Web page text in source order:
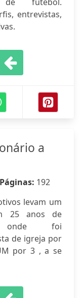
entrevistas,
a
192
levam um
25 anos de
onde foi
de igreja por
por 3 , a se